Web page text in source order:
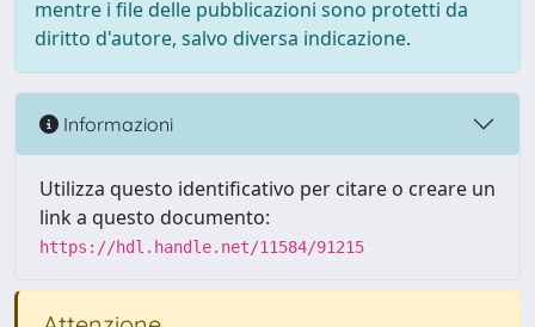
mentre i file delle pubblicazioni sono protetti da
diritto d'autore, salvo diversa indicazione.
Informazioni
Utilizza questo identificativo per citare o creare un
link a questo documento:
https://hdl.handle.net/11584/91215